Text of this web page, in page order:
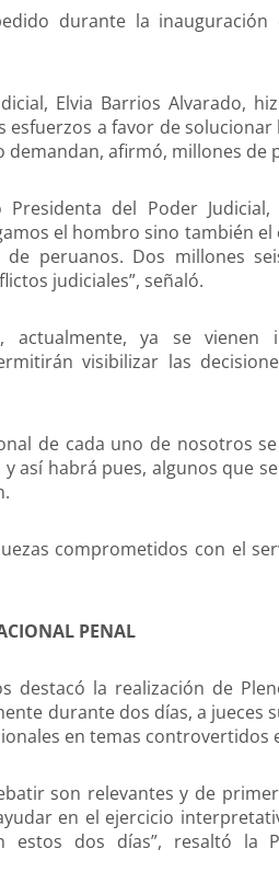
durante la inauguración
Elvia Barrios Alvarado,
esfuerzos a favor de
demandan, afirmó, millones de
Presidenta del Poder
el hombro sino también
de peruanos. Dos millones
judiciales”, señaló.
ya se vienen
visibilizar las
de cada uno de nosotros
así habrá pues, algunos que
comprometidos con el
PENAL
destacó la realización de
durante dos días, a jueces
en temas controvertidos
son relevantes y de
en el ejercicio
dos días”, resaltó la